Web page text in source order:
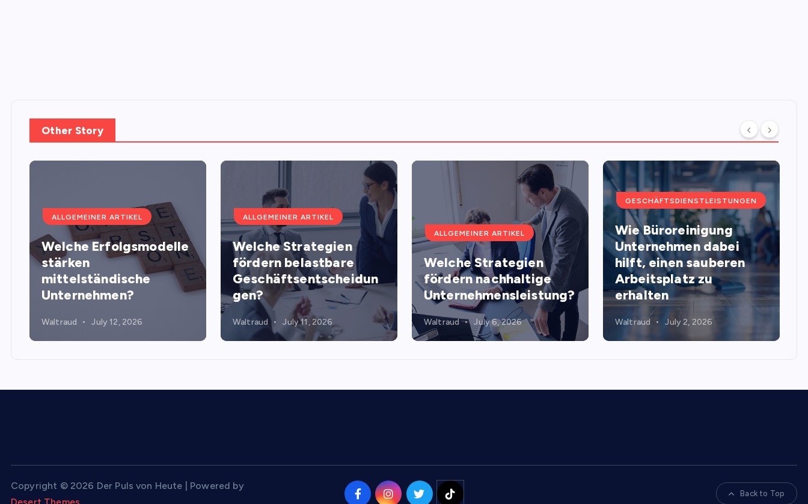
Other Story
ALLGEMEINER ARTIKEL
Welche Erfolgsmodelle
stärken
mittelständische
Unternehmen?
Waltraud July 12, 2026
ALLGEMEINER ARTIKEL
Welche Strategien
fördern belastbare
Geschäftsentscheidun
gen?
Waltraud July 11, 2026
ALLGEMEINER ARTIKEL
Welche Strategien
fördern nachhaltige
Unternehmensleistung?
Waltraud July 6, 2026
GESCHÄFTSDIENSTLEISTUNGEN
Wie Büroreinigung
Unternehmen dabei
hilft, einen sauberen
Arbeitsplatz zu
erhalten
Waltraud July 2, 2026
Copyright © 2026 Der Puls von Heute | Powered by
Desert Themes
Back to Top